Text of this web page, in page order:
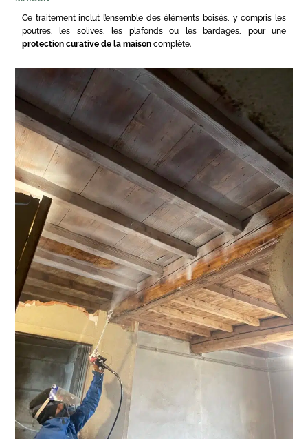
Ce traitement inclut l’ensemble des éléments boisés, y compris les
poutres, les solives, les plafonds ou les bardages, pour une
protection curative de la maison complète.